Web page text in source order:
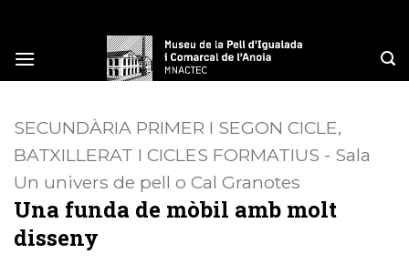
content
SECUNDÀRIA PRIMER I SEGON CICLE,
BATXILLERAT I CICLES FORMATIUS - Sala
Un univers de pell o Cal Granotes
Una funda de mòbil amb molt
disseny